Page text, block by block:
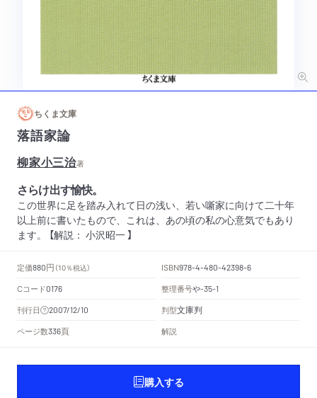
ちくま文庫
落語家論
柳家小三治著
さらけ出す愉快。
この世界に足を踏み入れて日の浅い、若い噺家に向けて二十年
以上前に書いたもので、これは、あの頃の私の心意気でもあり
ます。 【解説： 小沢昭一 】
定価880円 （10％税込） ISBN978-4-480-42398-6
Cコード0176 整理番号や-35-1
刊行日 2007/12/10 判型文庫判
ページ数336頁 解説
購入する